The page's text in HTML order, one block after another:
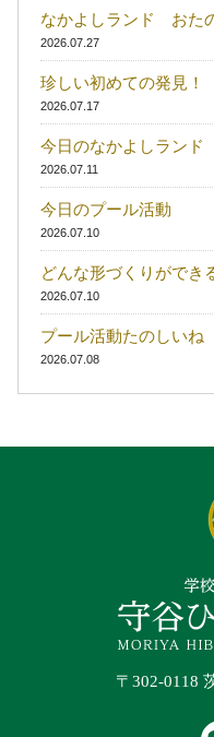
なかよしランド おた
2026.07.27
珍しい初めての発見！
2026.07.17
今日のなかよしランド
2026.07.11
今日のプール活動
2026.07.10
どんな形づくりができ
2026.07.10
プール活動たのしいね
2026.07.08
〒302-0118